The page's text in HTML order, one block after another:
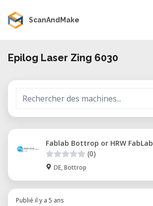
ScanAndMake
Epilog Laser Zing 6030
Fablab Bottrop or HRW FabLab
(0)
DE, Bottrop
Publié il y a 5 ans